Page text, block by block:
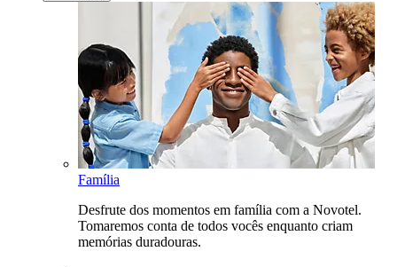
Família
Desfrute dos momentos em família com a Novotel.
Tomaremos conta de todos vocês enquanto criam
memórias duradouras.